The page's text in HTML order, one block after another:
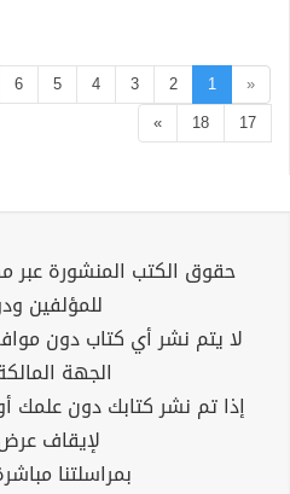
«
1
2
3
4
5
6
17
18
»
حقوق الكتب المنشورة عبر
للمؤلفين
لا يتم نشر أي كتاب دون
الجهة
إذا تم نشر كتابك دون علمك
لإيقاف
بمراسلتنا